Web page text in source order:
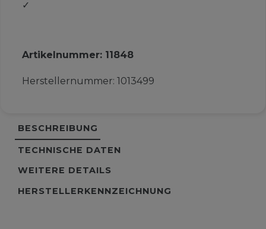
✓
Artikelnummer: 11848
Herstellernummer: 1013499
BESCHREIBUNG
TECHNISCHE DATEN
WEITERE DETAILS
HERSTELLERKENNZEICHNUNG